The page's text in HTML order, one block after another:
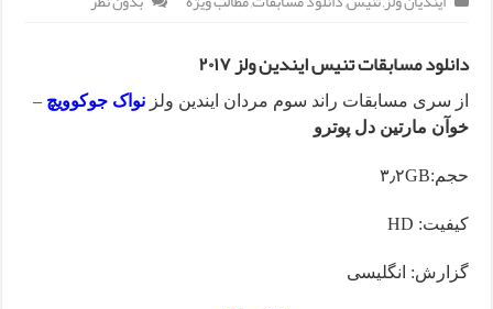
دانلود مسابقات تنیس ایندین ولز ۲۰۱۷
از سری مسابقات راند سوم مردان ایندین ولزنواک جوکوویچ –
خوآن مارتین دل پوترو
حجم:۳٫۲GB
کیفیت: HD
گزارش: انگلیسی